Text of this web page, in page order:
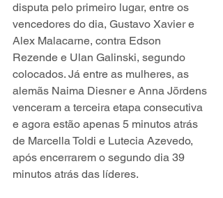
disputa pelo primeiro lugar, entre os
vencedores do dia, Gustavo Xavier e
Alex Malacarne, contra Edson
Rezende e Ulan Galinski, segundo
colocados. Já entre as mulheres, as
alemãs Naima Diesner e Anna Jördens
venceram a terceira etapa consecutiva
e agora estão apenas 5 minutos atrás
de Marcella Toldi e Lutecia Azevedo,
após encerrarem o segundo dia 39
minutos atrás das líderes.